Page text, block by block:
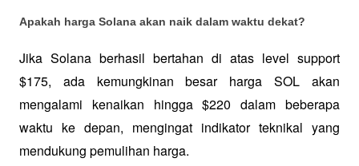
Apakah harga Solana akan naik dalam waktu dekat?
Jika Solana berhasil bertahan di atas level support
$175, ada kemungkinan besar harga SOL akan
mengalami kenaikan hingga $220 dalam beberapa
waktu ke depan, mengingat indikator teknikal yang
mendukung pemulihan harga.